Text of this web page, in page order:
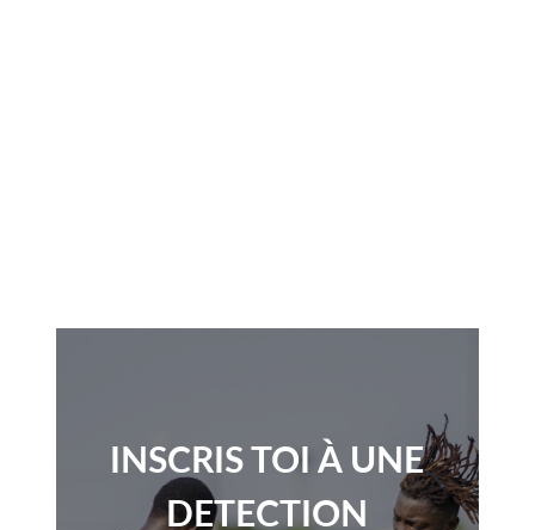
INSCRIS TOI À UNE
DETECTION​